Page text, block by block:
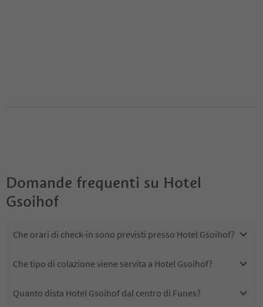
Domande frequenti su Hotel
Gsoihof
Che orari di check-in sono previsti presso Hotel Gsoihof?
Che tipo di colazione viene servita a Hotel Gsoihof?
Quanto dista Hotel Gsoihof dal centro di Funes?